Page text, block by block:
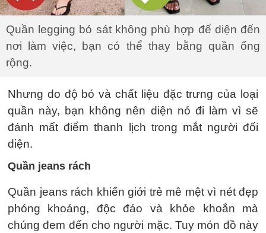
Quần legging bó sát không phù hợp để diện đến
nơi làm việc, bạn có thể thay bằng quần ống
rộng.
Nhưng do độ bó và chất liệu đặc trưng của loại
quần này, bạn không nên diện nó đi làm vì sẽ
đánh mất điểm thanh lịch trong mắt người đối
diện.
Quần jeans rách
Quần jeans rách khiến giới trẻ mê mệt vì nét đẹp
phóng khoáng, độc đáo và khỏe khoắn mà
chúng đem đến cho người mặc. Tuy món đồ này